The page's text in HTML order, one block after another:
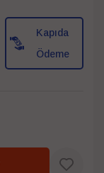
Kapıda
Ödeme